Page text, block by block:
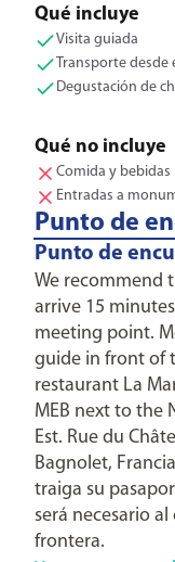
Qué incluye
Visita guiada
Transporte
Degustación de
Qué no incluye
Comida y bebidas
Entradas a
Punto de
Punto de
We recommend
arrive 15
meeting point.
guide in front of
restaurant La
MEB next to the
Est. Rue du
Bagnolet,
traiga su
será necesario al
frontera.